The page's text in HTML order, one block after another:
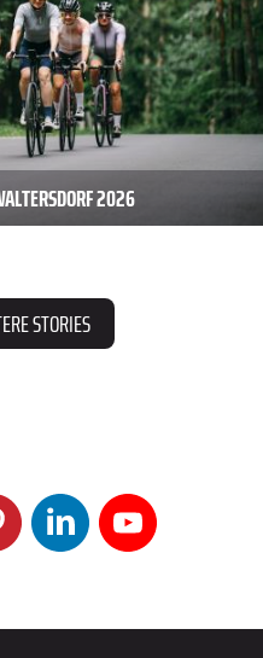
2026
STORIES